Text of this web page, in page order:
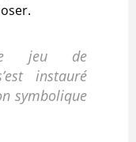
jeu de
instauré
symbolique